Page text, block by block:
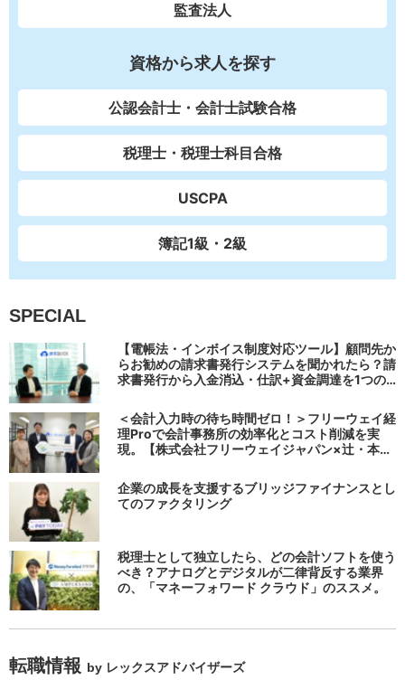
監査法人
資格から求人を探す
公認会計士・会計士試験合格
税理士・税理士科目合格
USCPA
簿記1級・2級
SPECIAL
【電帳法・インボイス制度対応ツール】顧問先か
らお勧めの請求書発行システムを聞かれたら？請
求書発行から入金消込・仕訳+資金調達を1つの
＜会計入力時の待ち時間ゼロ！＞フリーウェイ経
理Proで会計事務所の効率化とコスト削減を実
現。【株式会社フリーウェイジャパン×辻・本郷
企業の成長を支援するブリッジファイナンスとし
てのファクタリング
税理士として独立したら、どの会計ソフトを使う
べき？アナログとデジタルが二律背反する業界
の、「マネーフォワード クラウド」のススメ。
転職情報 by レックスアドバイザーズ